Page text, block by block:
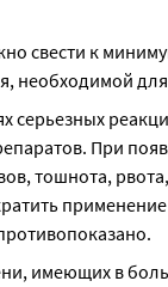
свести к
необходимой
При
тошнота,
имеющих в